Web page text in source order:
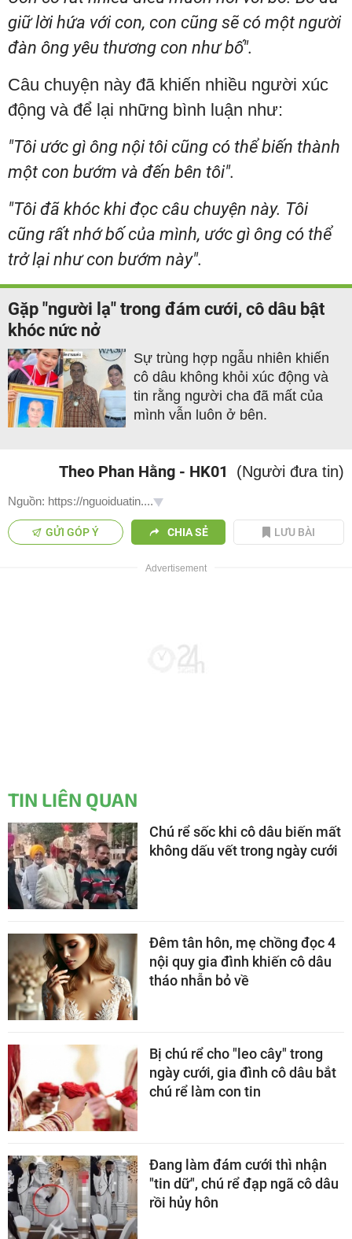
giữ lời hứa với con, con cũng sẽ có một người
đàn ông yêu thương con như bố".
Câu chuyện này đã khiến nhiều người xúc
động và để lại những bình luận như:
"Tôi ước gì ông nội tôi cũng có thể biến thành
một con bướm và đến bên tôi".
"Tôi đã khóc khi đọc câu chuyện này. Tôi
cũng rất nhớ bố của mình, ước gì ông có thể
trở lại như con bướm này".
Gặp "người lạ" trong đám cưới, cô dâu bật
khóc nức nở
Sự trùng hợp ngẫu nhiên khiến
cô dâu không khỏi xúc động và
tin rằng người cha đã mất của
mình vẫn luôn ở bên.
Theo Phan Hằng - HK01 (Người đưa tin)
Nguồn: https://nguoiduatin....
GỬI GÓP Ý CHIA SẺ LƯU BÀI
TIN LIÊN QUAN
Chú rể sốc khi cô dâu biến mất
không dấu vết trong ngày cưới
Đêm tân hôn, mẹ chồng đọc 4
nội quy gia đình khiến cô dâu
tháo nhẫn bỏ về
Bị chú rể cho "leo cây" trong
ngày cưới, gia đình cô dâu bắt
chú rể làm con tin
Đang làm đám cưới thì nhận
"tin dữ", chú rể đạp ngã cô dâu
rồi hủy hôn